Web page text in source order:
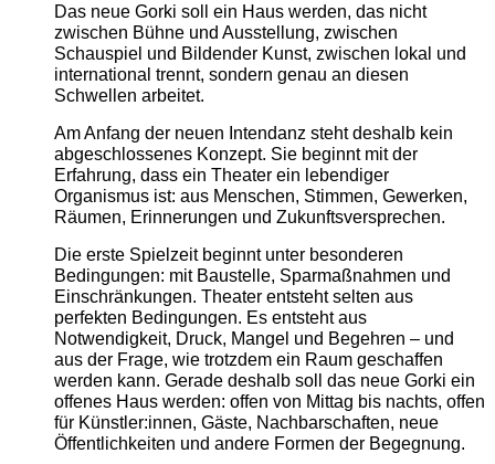
Das neue Gorki soll ein Haus werden, das nicht
zwischen Bühne und Ausstellung, zwischen
Schauspiel und Bildender Kunst, zwischen lokal und
international trennt, sondern genau an diesen
Schwellen arbeitet.
Am Anfang der neuen Intendanz steht deshalb kein
abgeschlossenes Konzept. Sie beginnt mit der
Erfahrung, dass ein Theater ein lebendiger
Organismus ist: aus Menschen, Stimmen, Gewerken,
Räumen, Erinnerungen und Zukunftsversprechen.
Die erste Spielzeit beginnt unter besonderen
Bedingungen: mit Baustelle, Sparmaßnahmen und
Einschränkungen. Theater entsteht selten aus
perfekten Bedingungen. Es entsteht aus
Notwendigkeit, Druck, Mangel und Begehren – und
aus der Frage, wie trotzdem ein Raum geschaffen
werden kann. Gerade deshalb soll das neue Gorki ein
offenes Haus werden: offen von Mittag bis nachts, offen
für Künstler:innen, Gäste, Nachbarschaften, neue
Öffentlichkeiten und andere Formen der Begegnung.